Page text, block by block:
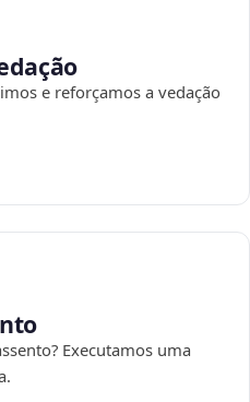
e reforçamos a vedação
Executamos uma